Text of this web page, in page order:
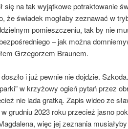
się na tak wyjątkowe potraktowanie
że świadek mogłaby zeznawać w
pomieszczeniu, tak by nie
– jak można
Grzegorzem Braunem.
i już pewnie nie dojdzie.
w krzyżowy ogień pytań przez
nie lada gratką. Zapis wideo ze
grudniu 2023 roku przecież jasno
więc jej zeznania